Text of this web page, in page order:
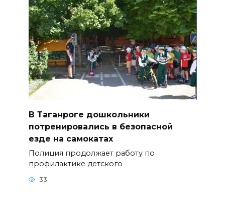
В Таганроге дошкольники
потренировались в безопасной
езде на самокатах
Полиция продолжает работу по
профилактике детского
33